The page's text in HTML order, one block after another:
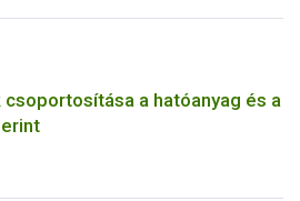
a hatóanyag és a